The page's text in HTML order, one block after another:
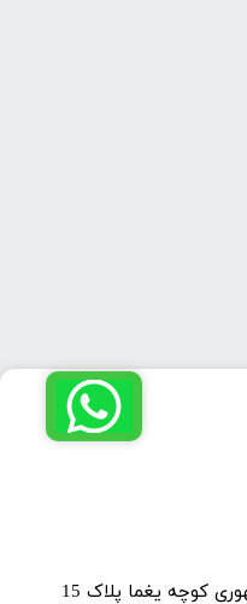
تهران خیابان جمهوری کوچه یغما پلاک 15